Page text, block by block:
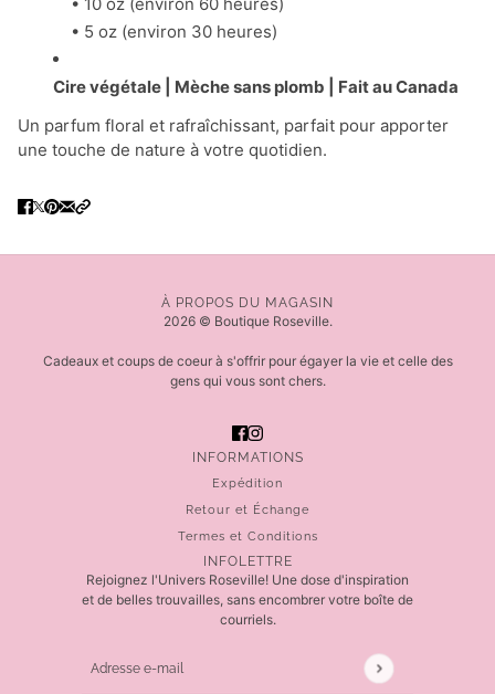
• 5 oz (environ 30 heures)
Cire végétale | Mèche sans plomb | Fait au Canada
Un parfum floral et rafraîchissant, parfait pour apporter
une touche de nature à votre quotidien.
À PROPOS DU MAGASIN
2026 © Boutique Roseville.
Cadeaux et coups de coeur à s'offrir pour égayer la vie et celle des
gens qui vous sont chers.
INFORMATIONS
Expédition
Retour et Échange
Termes et Conditions
INFOLETTRE
Rejoignez l'Univers Roseville! Une dose d'inspiration
et de belles trouvailles, sans encombrer votre boîte de
courriels.
Adresse e-mail
Ce site est protégé par hCaptcha, et la